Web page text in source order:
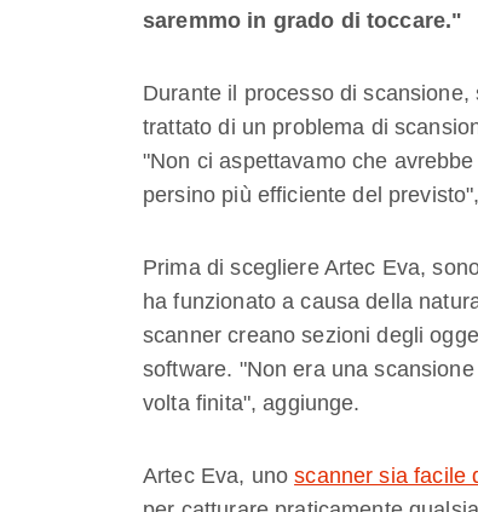
saremmo in grado di toccare."
Durante il processo di
trattato di un problema di
"Non ci aspettavamo che
persino più efficiente del
Prima di scegliere Artec Eva,
ha funzionato a causa della
scanner creano sezioni degli
software. "Non era una
volta finita", aggiunge.
Artec Eva, unoscanner sia facile